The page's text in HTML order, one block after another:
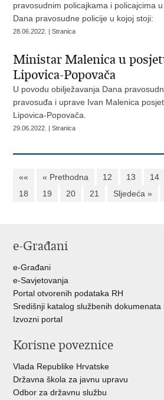
pravosudnim policajkama i policajcima
Dana pravosudne policije u kojoj stoji:
28.06.2022. | Stranica
Ministar Malenica u
Lipovica-Popovača
U povodu obilježavanja Dana
pravosuđa i uprave Ivan Malenica
Lipovica-Popovača.
29.06.2022. | Stranica
«« « Prethodna 12 13 14
18
19 20 21 Sljedeća »
e-Građani
e-Građani
e-Savjetovanja
Portal otvorenih podataka RH
Središnji katalog službenih dokumenata
Izvozni portal
Korisne poveznice
Vlada Republike Hrvatske
Državna škola za javnu upravu
Odbor za državnu službu